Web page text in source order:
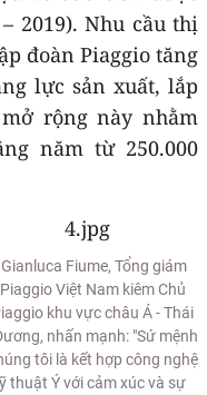
2019). Nhu cầu thị
đoàn Piaggio tăng
lực sản xuất, lắp
rộng này nhằm
năm từ 250.000
Fiume, Tổng giám
Việt Nam kiêm Chủ
khu vực châu Á - Thái
nhấn mạnh: "Sứ mệnh
tôi là kết hợp công nghệ
thuật Ý với cảm xúc và sự